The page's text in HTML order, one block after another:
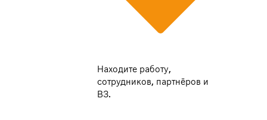
Находите работу,
сотрудников, партнёров и
ВЗ.